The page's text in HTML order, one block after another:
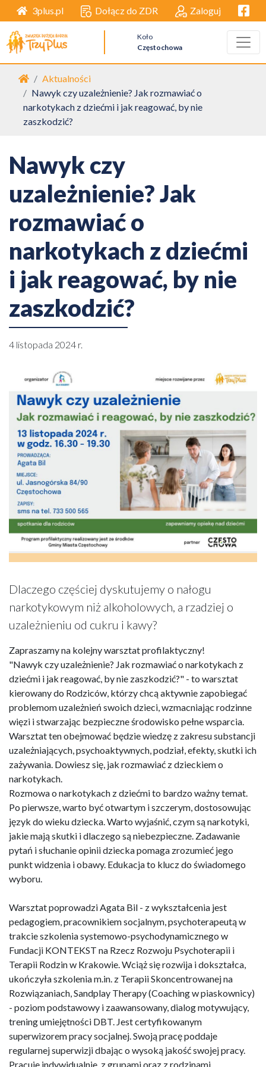
3plus.pl Dołącz do ZDR Zaloguj
Koło
Częstochowa
Strona główna
Aktualności
Nawyk czy uzależnienie? Jak rozmawiać o
narkotykach z dziećmi i jak reagować, by nie
zaszkodzić?
Nawyk czy
uzależnienie? Jak
rozmawiać o
narkotykach z dziećmi
i jak reagować, by nie
zaszkodzić?
4 listopada 2024 r.
Dlaczego częściej dyskutujemy o nałogu
narkotykowym niż alkoholowych, a rzadziej o
uzależnieniu od cukru i kawy?
Zapraszamy na kolejny warsztat profilaktyczny!
"Nawyk czy uzależnienie? Jak rozmawiać o narkotykach z
dziećmi i jak reagować, by nie zaszkodzić?" - to warsztat
kierowany do Rodziców, którzy chcą aktywnie zapobiegać
problemom uzależnień swoich dzieci, wzmacniając rodzinne
więzi i stwarzając bezpieczne środowisko pełne wsparcia.
Warsztat ten obejmować będzie wiedzę z zakresu substancji
uzależniających, psychoaktywnych, podział, efekty, skutki ich
zażywania. Dowiesz się, jak rozmawiać z dzieckiem o
narkotykach.
Rozmowa o narkotykach z dziećmi to bardzo ważny temat.
Po pierwsze, warto być otwartym i szczerym, dostosowując
język do wieku dziecka. Warto wyjaśnić, czym są narkotyki,
jakie mają skutki i dlaczego są niebezpieczne. Zadawanie
pytań i słuchanie opinii dziecka pomaga zrozumieć jego
punkt widzenia i obawy. Edukacja to klucz do świadomego
wyboru.
Warsztat poprowadzi Agata Bil - z wykształcenia jest
pedagogiem, pracownikiem socjalnym, psychoterapeutą w
trakcie szkolenia systemowo-psychodynamicznego w
Fundacji KONTEKST na Rzecz Rozwoju Psychoterapii i
Terapii Rodzin w Krakowie. Wciąż się rozwija i dokształca,
ukończyła szkolenia m.in. z Terapii Skoncentrowanej na
Rozwiązaniach, Sandplay Therapy (Coaching w piaskownicy)
- poziom podstawowy i zaawansowany, dialog motywujący,
trening umiejętności DBT. Jest certyfikowanym
superwizorem pracy socjalnej. Swoją pracę poddaje
regularnej superwizji dbając o wysoką jakość swojej pracy.
Pracuje indywidualnie, z grupami oraz z rodzinami.